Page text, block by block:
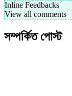
Inline Feedbacks
View all comments
সম্পর্কিত পোস্ট